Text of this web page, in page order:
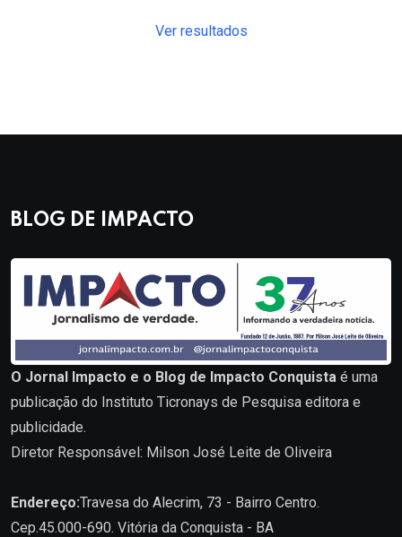
Ver resultados
BLOG DE IMPACTO
O Jornal Impacto e o Blog de Impacto Conquista é uma
publicação do Instituto Ticronays de Pesquisa editora e
publicidade.
Diretor Responsável: Milson José Leite de Oliveira
Endereço:Travesa do Alecrim, 73 - Bairro Centro.
Cep.45.000-690. Vitória da Conquista - BA